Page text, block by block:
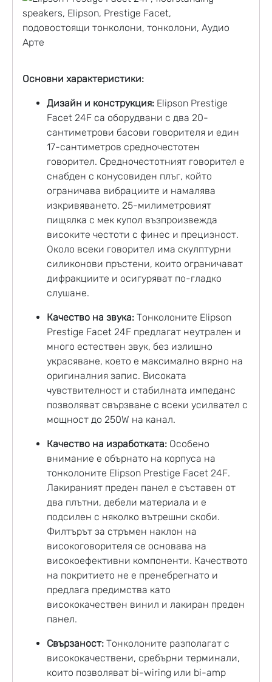
Основни характеристики:
Дизайн и конструкция: Elipson Prestige
Facet 24F са оборудвани с два 20-
сантиметрови басови говорителя и един
17-сантиметров средночестотен
говорител. Средночестотният говорител е
снабден с конусовиден плъг, който
ограничава вибрациите и намалява
изкривяването. 25-милиметровият
пищялка с мек купол възпроизвежда
високите честоти с финес и прецизност.
Около всеки говорител има скулптурни
силиконови пръстени, които ограничават
дифракциите и осигуряват по-гладко
слушане.
Качество на звука: Тонколоните Elipson
Prestige Facet 24F предлагат неутрален и
много естествен звук, без излишно
украсяване, което е максимално вярно на
оригиналния запис. Високата
чувствителност и стабилната импеданс
позволяват свързване с всеки усилвател с
мощност до 250W на канал.
Качество на изработката: Особено
внимание е обърнато на корпуса на
тонколоните Elipson Prestige Facet 24F.
Лакираният преден панел е съставен от
два плътни, дебели материала и е
подсилен с няколко вътрешни скоби.
Филтърът за стръмен наклон на
високоговорителя се основава на
високоефективни компоненти. Качеството
на покритието не е пренебрегнато и
предлага предимства като
висококачествен винил и лакиран преден
панел.
Свързаност: Тонколоните разполагат с
висококачествени, сребърни терминали,
които позволяват bi-wiring или bi-amp